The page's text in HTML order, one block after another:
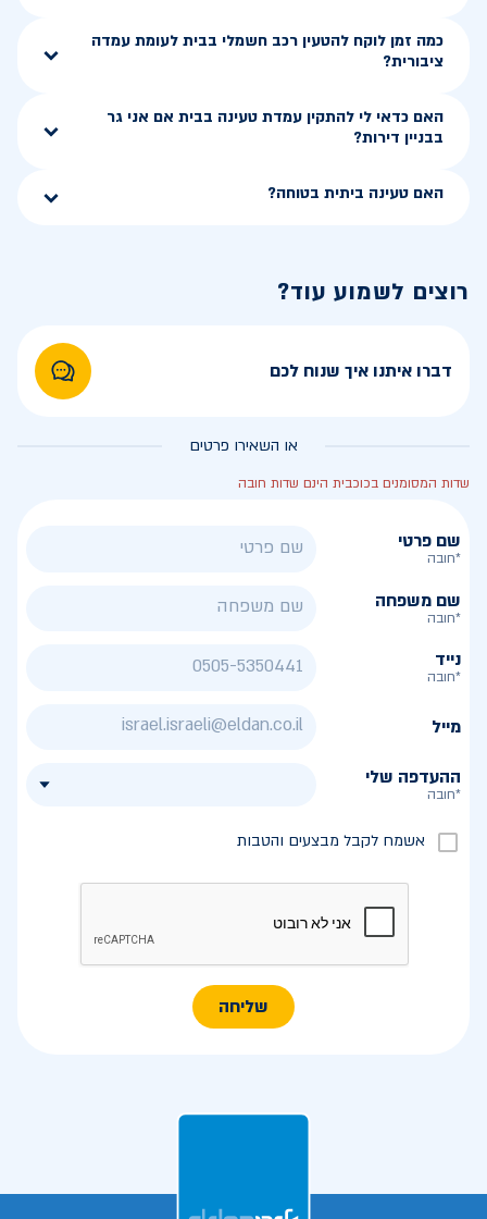
כמה זמן לוקח להטעין רכב חשמלי בבית לעומת עמדה
ציבורית?
האם כדאי לי להתקין עמדת טעינה בבית אם אני גר
בבניין דירות?
האם טעינה ביתית בטוחה?
רוצים לשמוע עוד?
דברו איתנו איך שנוח לכם
או השאירו פרטים
שדות המסומנים בכוכבית הינם שדות חובה
שם פרטי
*חובה
שם משפחה
*חובה
נייד
*חובה
מייל
ההעדפה שלי
*חובה
אשמח לקבל מבצעים והטבות
שליחה